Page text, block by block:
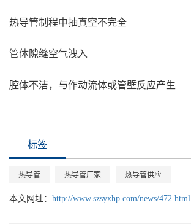
热导管制程中抽真空不完全
管体隙缝空气洩入
腔体不洁，与作动流体或管壁反应产生
标签
热导管 热导管厂家 热导管供应
本文网址： http://www.szsyxhp.com/news/472.html